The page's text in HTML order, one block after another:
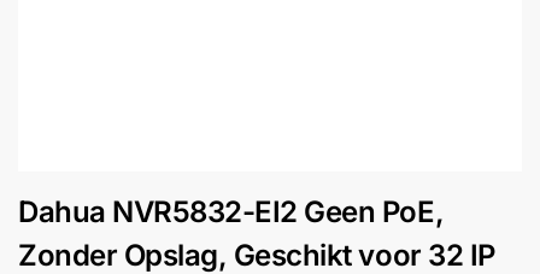
&
Intercom
Dahua NVR5832-EI2 Geen PoE,
Zonder Opslag, Geschikt voor 32 IP